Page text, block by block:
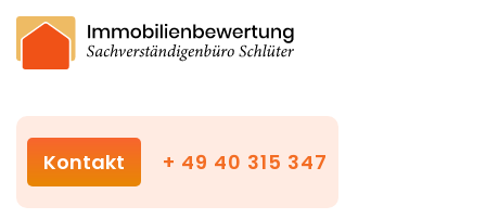
Kontakt + 49 40 315 347